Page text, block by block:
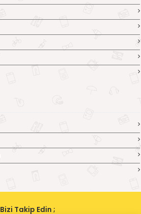
Bizi Takip Edin ;